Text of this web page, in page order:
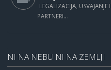
LEGALIZACIJA, USVAJANJE
PARTNERI...
NI NA NEBU NI NA ZEMLJI